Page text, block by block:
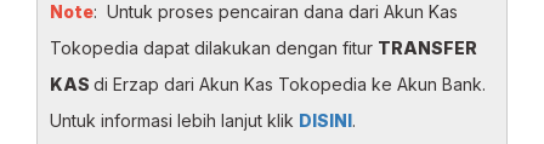
Note: Untuk proses pencairan dana dari Akun Kas
Tokopedia dapat dilakukan dengan fitur TRANSFER
KAS di Erzap dari Akun Kas Tokopedia ke Akun Bank.
Untuk informasi lebih lanjut klik DISINI.